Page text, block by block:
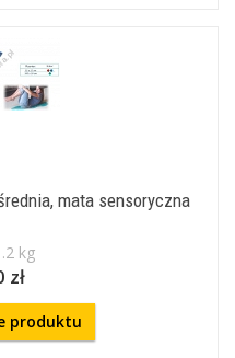
mata sensoryczna
kg
zł
produktu